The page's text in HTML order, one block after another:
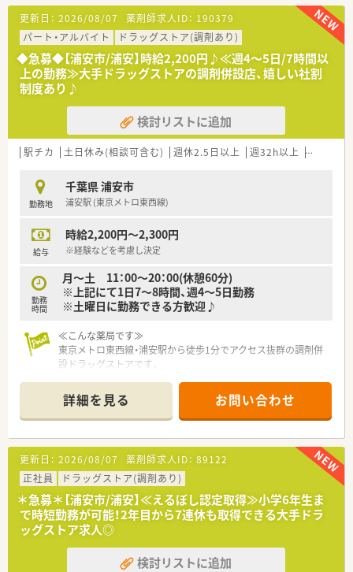
更新日： 2026/08/07 薬剤師求人ID： 190379
パート・アルバイト
ドラッグストア(調剤あり)
◆急募◆【浦安市/浦安】時給2,200円♪≪週4～5日/7時間以
上の勤務≫大手ドラッグストアの調剤併設店、嬉しい社割
制度あり♪
検討リストに追加
駅チカ 土日休み(相談可含む) 週休2.5日以上 週32h以上 ブランク
勤務地
千葉県 浦安市
浦安駅 (東京メトロ東西線)
給与
時給2,200円～2,300円
※経験などを考慮し決定
勤務
時間
月～土 11：00～20：00(休憩60分)
※上記にて1日7～8時間、週4～5日勤務
※土曜日に勤務できる方歓迎♪
≪こんな薬局です≫
東京メトロ東西線・浦安駅から徒歩1分でアクセス抜群の調剤併
設ドラッグストアです。
駅前のため面対応で幅広い科目を対応されていますが近隣クリ
ニック（内科・耳鼻科、等）からの受け入れも多くあり、処方箋枚
数は60枚程です。
≪こんな会社です≫
■全国700店舗以上を展開する大手ドラッグストアです。
■医薬分野に限らず、化粧品を中心とした美容部門に特に力を入
れています。興味のある方歓迎します！
■しっかりとした人事制度、教育システムが確立されています。
■売り上げも年々上昇し経営的にもしっかりしているので、長く
お勤めされたい方に特にお勧めです！
■今後ドラッグストアでのキャリアを目指す方には最適な職場
詳細を見る お問い合わせ
更新日： 2026/08/07 薬剤師求人ID： 89122
正社員
ドラッグストア(調剤あり)
＊急募＊【浦安市/浦安】≪えるぼし認定取得≫小学6年生ま
で時短勤務が可能！2年目から7連休も取得できる大手ドラ
ッグストア求人◎
検討リストに追加